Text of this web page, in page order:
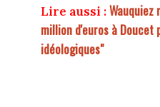
Lire aussi :Wauquiez
million d'euros à Doucet
idéologiques"